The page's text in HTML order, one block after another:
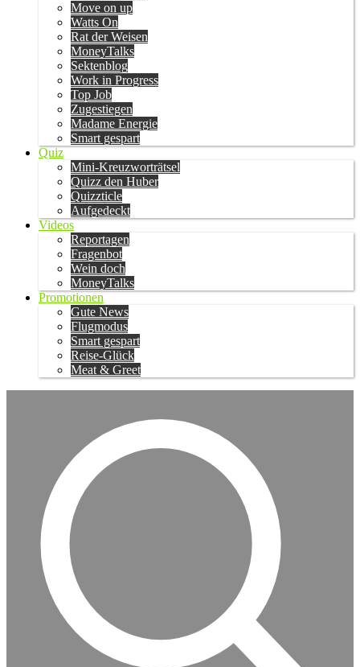
Move on up
Watts On
Rat der Weisen
MoneyTalks
Sektenblog
Work in Progress
Top Job
Zugestiegen
Madame Energie
Smart gespart
Quiz
Mini-Kreuzworträtsel
Quizz den Huber
Quizzticle
Aufgedeckt
Videos
Reportagen
Fragenbot
Wein doch
MoneyTalks
Promotionen
Gute News
Flugmodus
Smart gespart
Reise-Glück
Meat & Greet